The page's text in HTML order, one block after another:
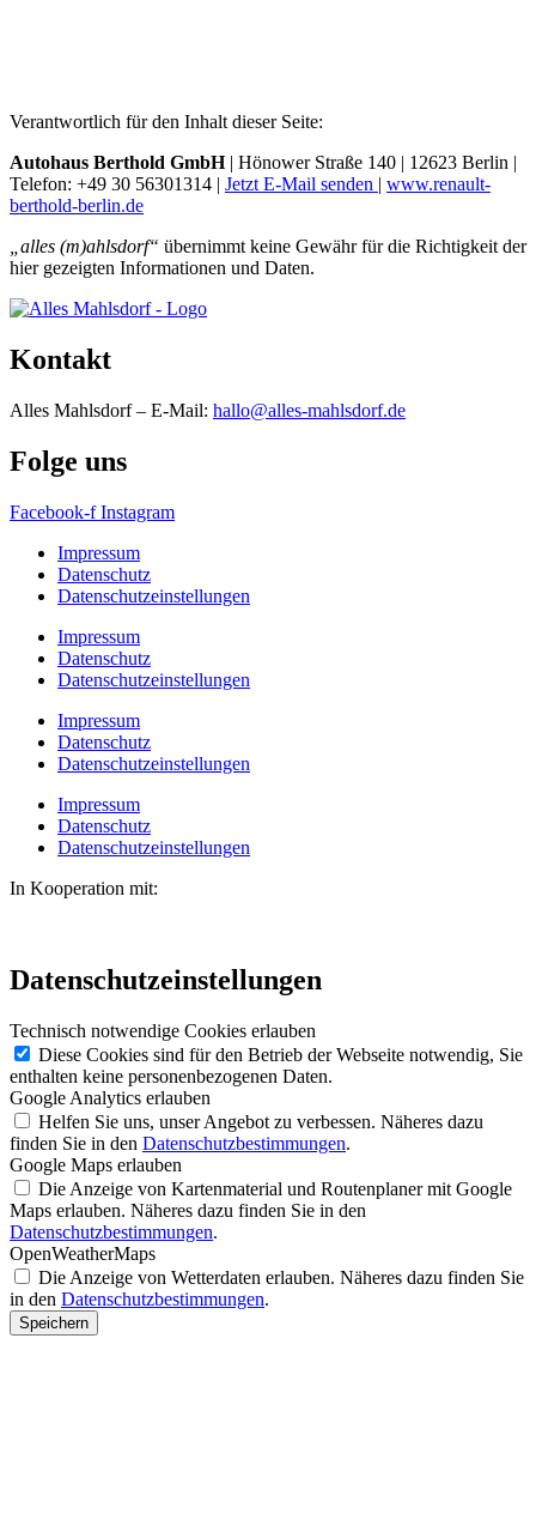
Verantwortlich für den Inhalt dieser Seite:
Autohaus Berthold GmbH| Hönower Straße 140 | 12623 Berlin |
Telefon: +49 30 56301314 | Jetzt E-Mail senden | www.renault-
berthold-berlin.de
„alles (m)ahlsdorf“ übernimmt keine Gewähr für die Richtigkeit der
hier gezeigten Informationen und Daten.
Kontakt
Alles Mahlsdorf – E-Mail: hallo@alles-mahlsdorf.de
Folge uns
Facebook-f Instagram
Impressum
Datenschutz
Datenschutzeinstellungen
Impressum
Datenschutz
Datenschutzeinstellungen
Impressum
Datenschutz
Datenschutzeinstellungen
Impressum
Datenschutz
Datenschutzeinstellungen
In Kooperation mit:
Datenschutzeinstellungen
Technisch notwendige Cookies erlauben
Diese Cookies sind für den Betrieb der Webseite notwendig, Sie
enthalten keine personenbezogenen Daten.
Google Analytics erlauben
Helfen Sie uns, unser Angebot zu verbessen. Näheres dazu
finden Sie in den Datenschutzbestimmungen.
Google Maps erlauben
Die Anzeige von Kartenmaterial und Routenplaner mit Google
Maps erlauben. Näheres dazu finden Sie in den
Datenschutzbestimmungen.
OpenWeatherMaps
Die Anzeige von Wetterdaten erlauben. Näheres dazu finden Sie
in den Datenschutzbestimmungen.
Speichern